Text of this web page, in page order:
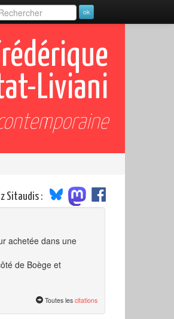
Liviani
Sitaudis :
achetée dans une
de Boège et
Toutes les citations